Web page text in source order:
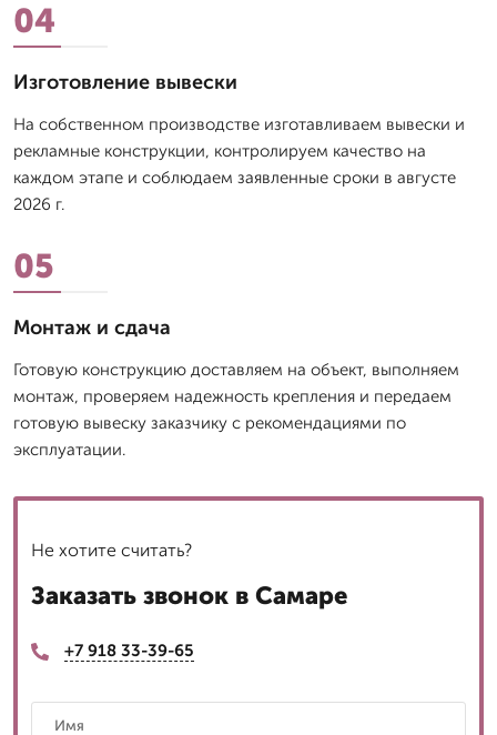
04
Изготовление вывески
На собственном производстве изготавливаем вывески и
рекламные конструкции, контролируем качество на
каждом этапе и соблюдаем заявленные сроки в августе
2026 г.
05
Монтаж и сдача
Готовую конструкцию доставляем на объект, выполняем
монтаж, проверяем надежность крепления и передаем
готовую вывеску заказчику с рекомендациями по
эксплуатации.
Не хотите считать?
Заказать звонок в Самаре
+7 918 33-39-65